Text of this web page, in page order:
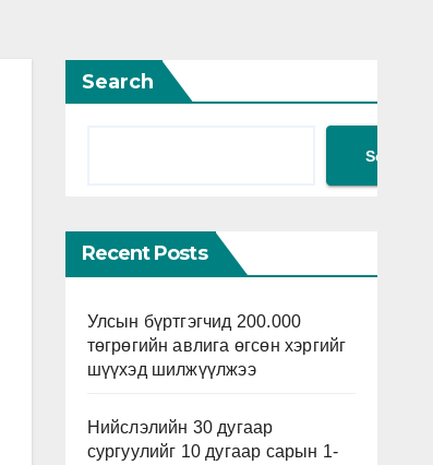
Search
Search
Recent Posts
Улсын бүртгэгчид 200.000
төгрөгийн авлига өгсөн хэргийг
шүүхэд шилжүүлжээ
Нийслэлийн 30 дугаар
сургуулийг 10 дугаар сарын 1-